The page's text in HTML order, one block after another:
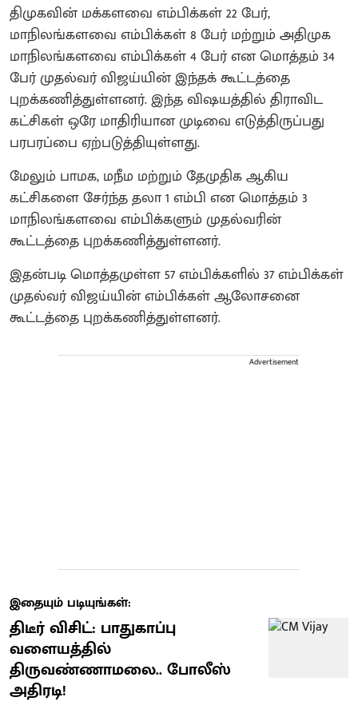
திமுகவின் மக்களவை எம்பிக்கள் 22 பேர்,
மாநிலங்களவை எம்பிக்கள் 8 பேர் மற்றும் அதிமுக
மாநிலங்களவை எம்பிக்கள் 4 பேர் என மொத்தம் 34
பேர் முதல்வர் விஜய்யின் இந்தக் கூட்டத்தை
புறக்கணித்துள்ளனர். இந்த விஷயத்தில் திராவிட
கட்சிகள் ஒரே மாதிரியான முடிவை எடுத்திருப்பது
பரபரப்பை ஏற்படுத்தியுள்ளது.
மேலும் பாமக, மநீம மற்றும் தேமுதிக ஆகிய
கட்சிகளை சேர்ந்த தலா 1 எம்பி என மொத்தம் 3
மாநிலங்களவை எம்பிக்களும் முதல்வரின்
கூட்டத்தை புறக்கணித்துள்ளனர்.
இதன்படி மொத்தமுள்ள 57 எம்பிக்களில் 37 எம்பிக்கள்
முதல்வர் விஜய்யின் எம்பிக்கள் ஆலோசனை
கூட்டத்தை புறக்கணித்துள்ளனர்.
Advertisement
இதையும் படியுங்கள்:
திடீர் விசிட்: பாதுகாப்பு
வளையத்தில்
திருவண்ணாமலை.. போலீஸ்
அதிரடி!